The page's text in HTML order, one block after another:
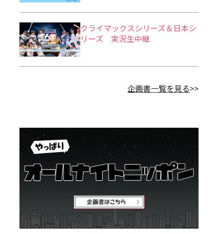
クライマックスシリーズ＆日本シ
リーズ 実況生中継
企画書一覧を見る>>